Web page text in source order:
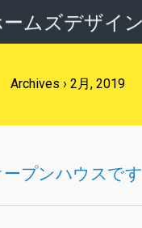
Archives › 2月, 2019
ープンハウスです